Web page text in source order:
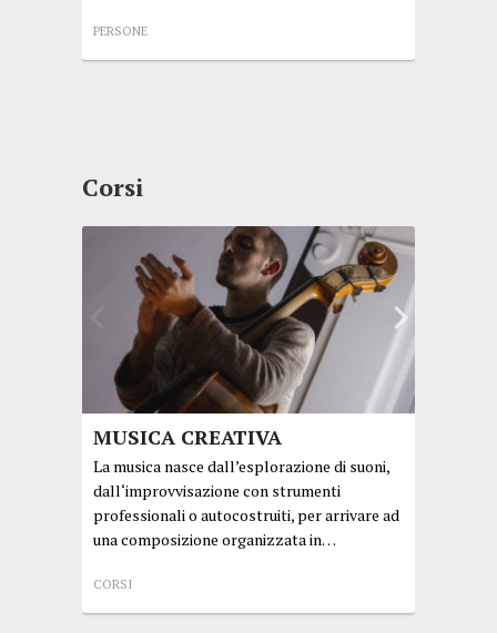
PERSONE
Corsi
MUSICA CREATIVA
CORSI
La musica nasce dall’esplorazione di suoni,
dall‘improvvisazione con strumenti
professionali o autocostruiti, per arrivare ad
una composizione organizzata in…